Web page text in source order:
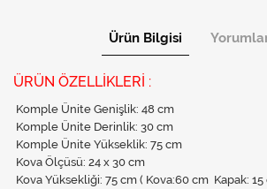
Ürün Bilgisi
ÜRÜN ÖZELLİKLERİ :
Komple Ünite Genişlik: 48 cm
Komple Ünite Derinlik: 30 cm
Komple Ünite Yükseklik: 75 cm
Kova Ölçüsü: 24 x 30 cm
Kova Yüksekliği: 75 cm ( Kova:60 cm Kapak: 15